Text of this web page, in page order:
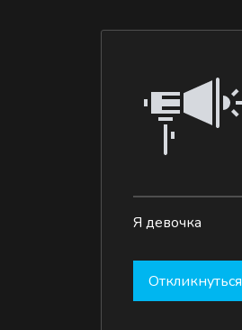
Я девочка
Откликнуться